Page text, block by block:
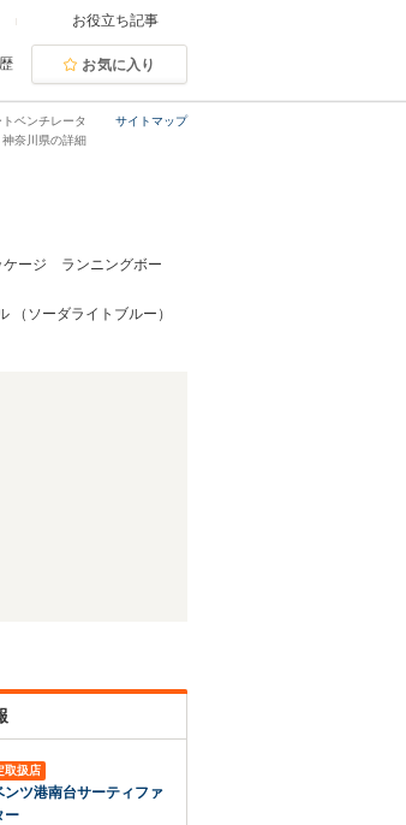
お役立ち記事
お気に入り
サイトマップ
ベンチレータ
奈川県の詳細
ージ ランニングボー
ソーダライトブルー）
取扱店
ンツ港南台サーティファ
ー